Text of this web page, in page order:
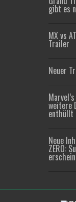
gibt es
MX vs
Trailer
Neuer
weitere
enthüllt
Neue
ZERO: